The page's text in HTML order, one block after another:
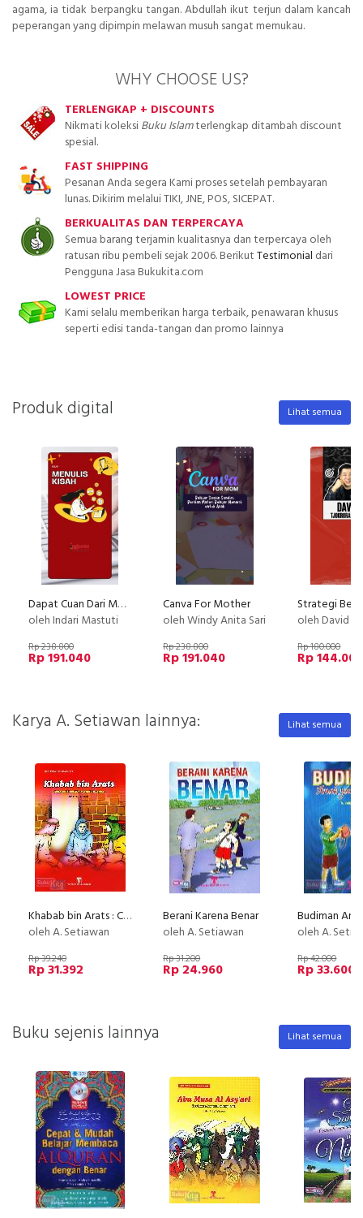
agama, ia tidak berpangku tangan. Abdullah ikut terjun dalam kancah
peperangan yang dipimpin melawan musuh sangat memukau.
WHY CHOOSE US?
TERLENGKAP + DISCOUNTS
Nikmati koleksiBuku Islamterlengkap ditambah discount
spesial.
FAST SHIPPING
Pesanan Anda segera Kami proses setelah pembayaran
lunas. Dikirim melalui TIKI, JNE, POS, SICEPAT.
BERKUALITAS DAN TERPERCAYA
Semua barang terjamin kualitasnya dan terpercaya oleh
ratusan ribu pembeli sejak 2006. BerikutTestimonial dari
Pengguna Jasa Bukukita.com
LOWEST PRICE
Kami selalu memberikan harga terbaik, penawaran khusus
seperti edisi tanda-tangan dan promo lainnya
Produk digital Lihat semua
Dapat Cuan Dari Menulis Kisah
oleh Indari Mastuti
Rp 238.800
Rp 191.040
Canva For Mother
oleh Windy Anita Sari
Rp 238.800
Rp 191.040
oleh David
Rp 180.000
Rp 144.000
Karya A. Setiawan lainnya: Lihat semua
Khabab bin Arats : Cahaya Islam Menerangi Jiwanya
oleh A. Setiawan
Rp 39.240
Rp 31.392
Berani Karena Benar
oleh A. Setiawan
Rp 31.200
Rp 24.960
oleh A.
Rp 42.000
Rp 33.600
Buku sejenis lainnya Lihat semua